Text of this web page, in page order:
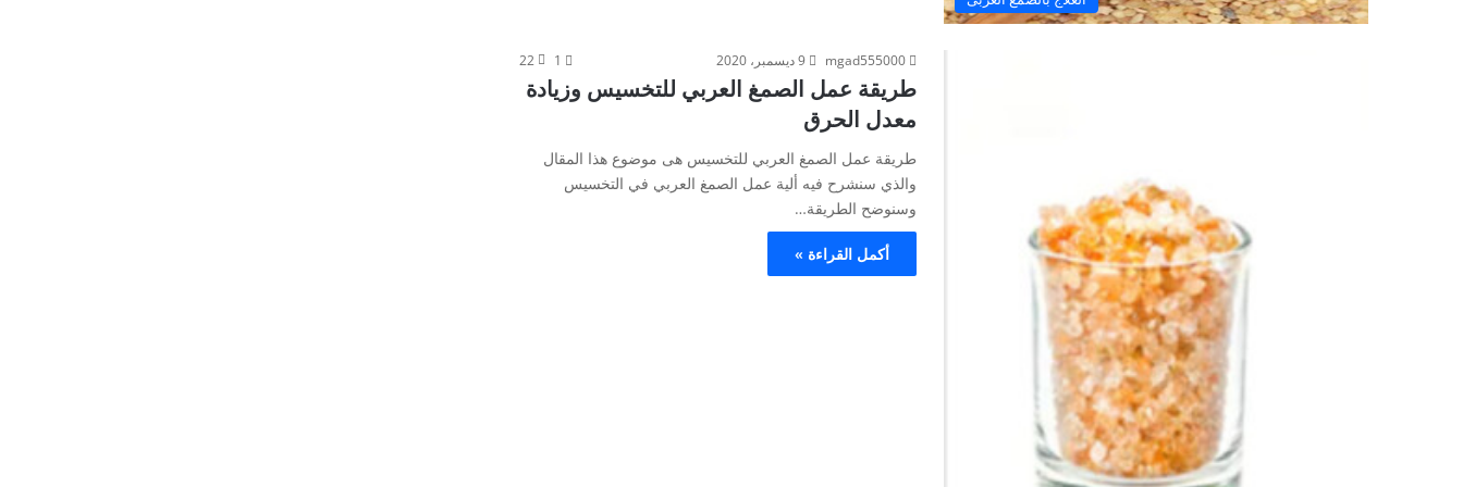
mgad555000 9 ديسمبر، 2020 1
22
طريقة عمل الصمغ العربي للتخسيس وزيادة
معدل الحرق
طريقة عمل الصمغ العربي للتخسيس هى موضوع هذا المقال
والذي سنشرح فيه ألية عمل الصمغ العربي في التخسيس
وسنوضح الطريقة…
أكمل القراءة »